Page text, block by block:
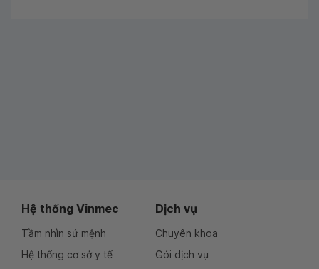
Hệ thống Vinmec
Tầm nhìn sứ mệnh
Hệ thống cơ sở y tế
Dịch vụ
Chuyên khoa
Gói dịch vụ